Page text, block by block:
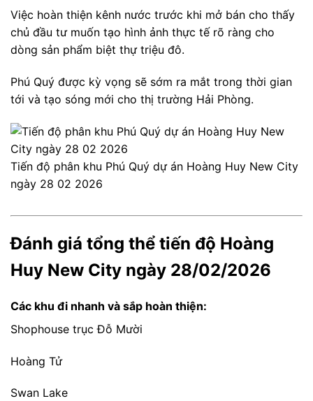
Việc hoàn thiện kênh nước trước khi mở bán cho thấy
chủ đầu tư muốn tạo hình ảnh thực tế rõ ràng cho
dòng sản phẩm biệt thự triệu đô.
Phú Quý được kỳ vọng sẽ sớm ra mắt trong thời gian
tới và tạo sóng mới cho thị trường Hải Phòng.
Tiến độ phân khu Phú Quý dự án Hoàng Huy New City
ngày 28 02 2026
Đánh giá tổng thể tiến độ Hoàng
Huy New City ngày 28/02/2026
Các khu đi nhanh và sắp hoàn thiện:
Shophouse trục Đỗ Mười
Hoàng Tử
Swan Lake